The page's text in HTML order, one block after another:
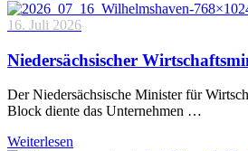
16. Juli 2026
Niedersächsischer
Der Niedersächsische Minister für
Block diente das Unternehmen …
Weiterlesen